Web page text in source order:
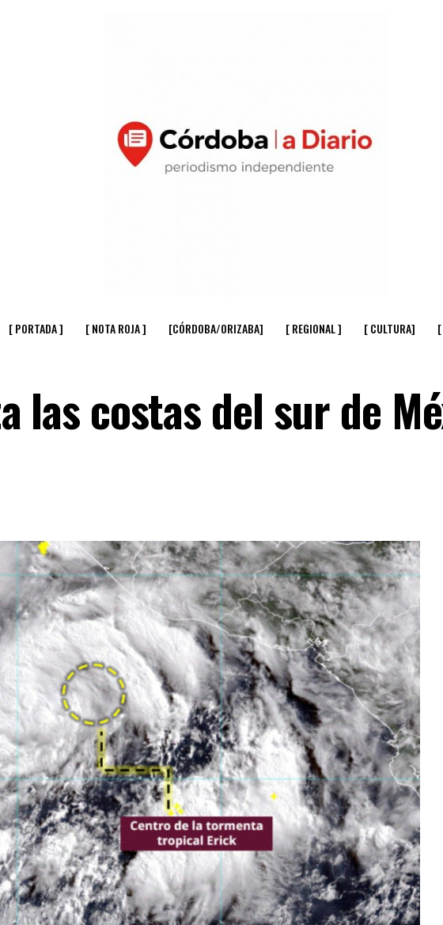
[ PORTADA ] [ NOTA ROJA ] [CÓRDOBA/ORIZABA] [ REGIONAL ] [ CULTURA] [
las costas del sur de